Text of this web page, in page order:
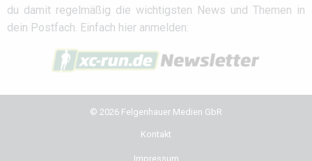
du damit regelmäßig die wichtigsten News und Themen in
dein Postfach. Einfach hier anmelden:
© 2026 Felgenhauer Medien GbR
Kontakt
Impressum